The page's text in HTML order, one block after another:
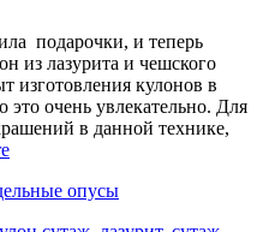
подарочки, и теперь
из лазурита и чешского
изготовления кулонов в
это очень увлекательно. Для
в данной технике,
опусы